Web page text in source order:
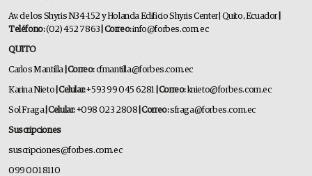
Av. de los Shyris N34-152 y Holanda Edificio Shyris Center | Quito, Ecuador
Teléfono:(02) 452 7863 | Correo:info@forbes.com.ec
QUITO
Carlos Mantilla | Correo:cfmantilla@forbes.com.ec
Karina Nieto | Celular:+593 99 045 6281 | Correo:knieto@forbes.com.ec
Sol Fraga| Celular:+098 023 2808 | Correo:sfraga@forbes.com.ec
Suscripciones
suscripciones@forbes.com.ec
099 001 8110